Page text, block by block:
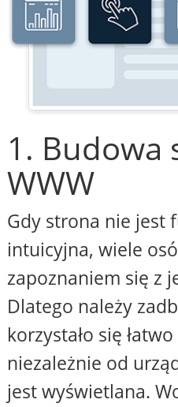
1. Budowa
WWW
Gdy strona nie jest
intuicyjna, wiele
zapoznaniem się z
Dlatego należy
korzystało się
niezależnie od
jest wyświetlana.